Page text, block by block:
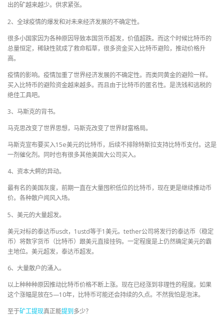
出的矿越来越少。供求紧张。
2、全球疫情的爆发和对未来经济发展的不确定性。
很多小国家因为各种原因导致本国货币超发，价值超跌。而这个时候比特币的
总量恒定，稀缺性就成了救命稻草，很多资金买入比特币避险，推动价格升
高。
疫情的影响。疫情加重了世界经济发展的不确定性。而类同黄金的避险一样。
买入比特币的避险资金越来越多。而且由于比特币的匿名性。是洗钱和逃税的
绝佳工具吧。
3、马斯克的背书。
马克思改变了世界思想，马斯克改变了世界财富格局。
马斯克宣布要买入15e美元的比特币，后续不排除特斯拉支持比特币支付。这是
一剂催化剂。同时也有很多其他美国大公司买入。
4、资本大鳄的异动。
最有名的美国灰度，前期一直在大量囤积低位的比特币，现在更是继续推动币
价。各种散户闻风入场。
5、美元的大量超发。
美元对标的泰达币usdt，1ustd等于1美元。tether公司将发行的泰达币（稳定
币）将数字货币（比特币）跟美元直接挂钩。一定程度是上仍然确定美元的霸
主地位。美元超发，泰达币超发。
6、大量散户的涌入。
以上种种种原因推动比特币价格不断上涨。现在已经涨到非理性的程度。如果
这个涨幅是放在5—10年，比特币可能还会持续的久点。不然我怕是泡沫。
至于矿工提现真正能提到多少？